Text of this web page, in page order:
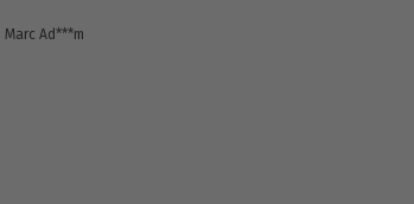
Marc Ad***m